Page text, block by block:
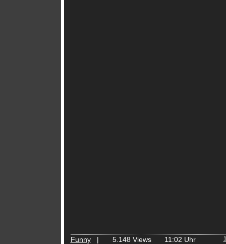
Funny| 5.148 Views 11:02 Uhr